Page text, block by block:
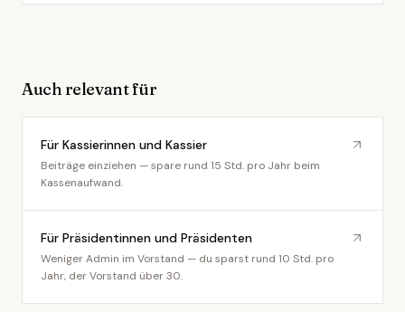
Auch relevant für
Für Kassierinnen und Kassier
Beiträge einziehen — spare rund 15 Std. pro Jahr beim
Kassenaufwand.
Für Präsidentinnen und Präsidenten
Weniger Admin im Vorstand — du sparst rund 10 Std. pro
Jahr, der Vorstand über 30.